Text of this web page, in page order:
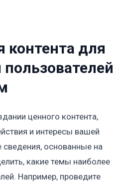
контента для
ценного контента,
и интересы вашей
сведения, основанные на
какие темы наиболее
Например, проведите